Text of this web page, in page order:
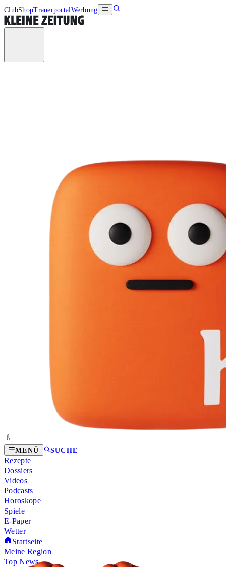
ClubShopTrauerportalWerbung
MENÜ SUCHE
Rezepte
Dossiers
Videos
Podcasts
Horoskope
Spiele
E-Paper
Wetter
Startseite
Meine Region
Top News